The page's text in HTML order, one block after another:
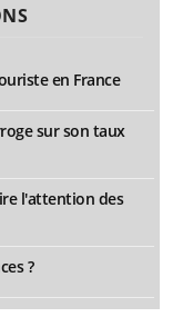
en France
sur son taux
l'attention des
?